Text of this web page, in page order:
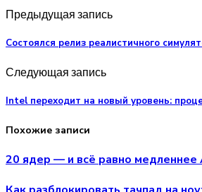
Предыдущая запись
Состоялся релиз реалистичного
Следующая запись
Intel переходит на новый уровень:
Похожие записи
20 ядер — и всё равно медленнее